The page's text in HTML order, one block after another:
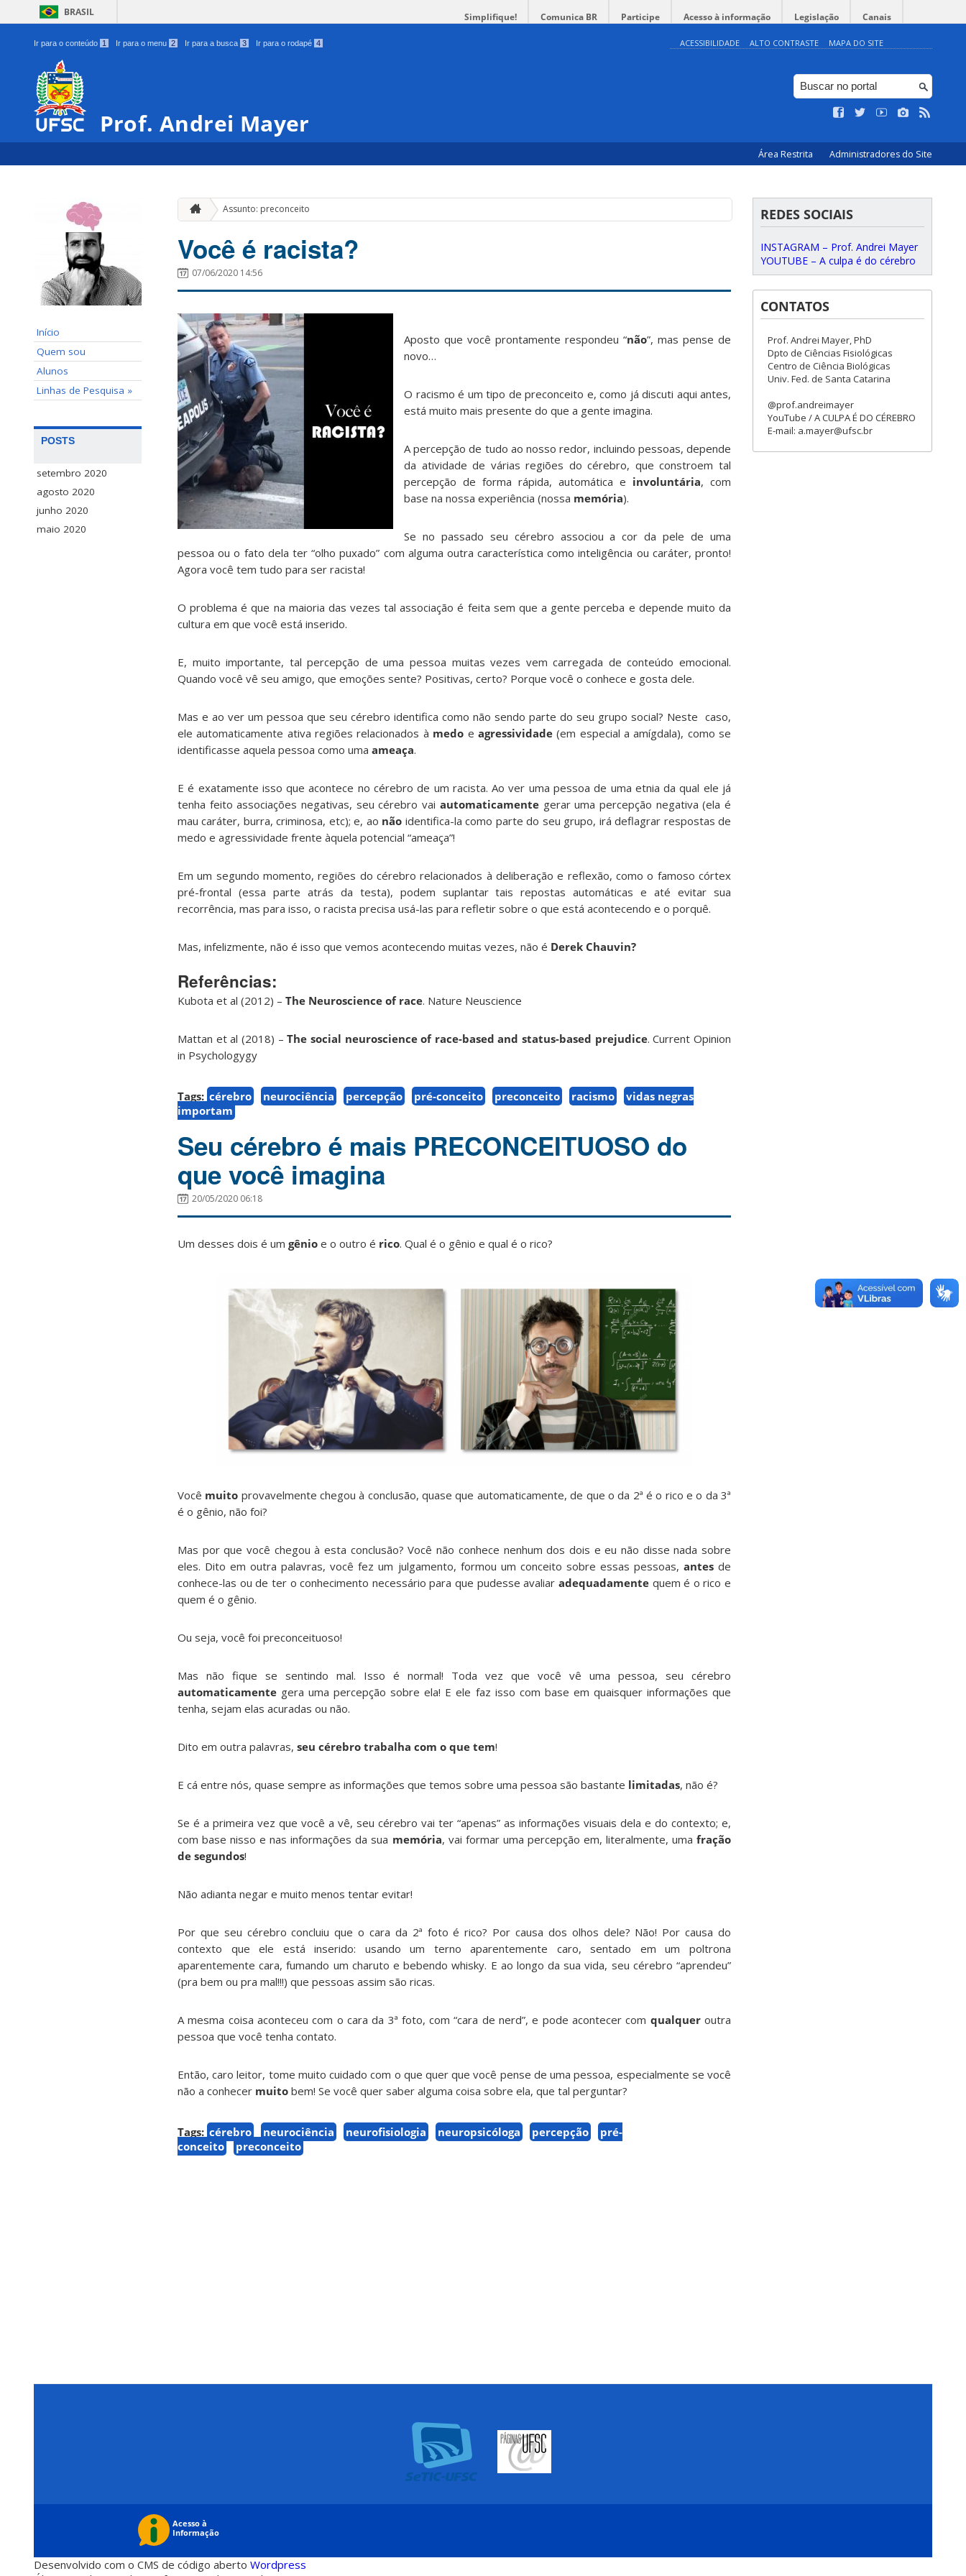
BRASIL Simplifique! Comunica BR Participe Acesso à informação Legislação Canais
Ir para o conteúdo 1 Ir para o menu 2 Ir para a busca 3 Ir para o rodapé 4 ACESSIBILIDADE ALTO CONTRASTE MAPA DO SITE
Prof. Andrei Mayer
Área Restrita Administradores do Site
Início
Quem sou
Alunos
Linhas de Pesquisa »
POSTS
setembro 2020
agosto 2020
junho 2020
maio 2020
Assunto: preconceito
Você é racista?
07/06/2020 14:56
Aposto que você prontamente respondeu “não”, mas pense de
novo…
O racismo é um tipo de preconceito e, como já discuti aqui antes,
está muito mais presente do que a gente imagina.
A percepção de tudo ao nosso redor, incluindo pessoas, depende
da atividade de várias regiões do cérebro, que constroem tal
percepção de forma rápida, automática e involuntária, com
base na nossa experiência (nossa memória).
Se no passado seu cérebro associou a cor da pele de uma
pessoa ou o fato dela ter “olho puxado” com alguma outra característica como inteligência ou caráter, pronto!
Agora você tem tudo para ser racista!
O problema é que na maioria das vezes tal associação é feita sem que a gente perceba e depende muito da
cultura em que você está inserido.
E, muito importante, tal percepção de uma pessoa muitas vezes vem carregada de conteúdo emocional.
Quando você vê seu amigo, que emoções sente? Positivas, certo? Porque você o conhece e gosta dele.
Mas e ao ver um pessoa que seu cérebro identifica como não sendo parte do seu grupo social? Neste caso,
ele automaticamente ativa regiões relacionados à medo e agressividade(em especial a amígdala), como se
identificasse aquela pessoa como uma ameaça.
E é exatamente isso que acontece no cérebro de um racista. Ao ver uma pessoa de uma etnia da qual ele já
tenha feito associações negativas, seu cérebro vai automaticamentegerar uma percepção negativa (ela é
mau caráter, burra, criminosa, etc); e, ao não identifica-la como parte do seu grupo, irá deflagrar respostas de
medo e agressividade frente àquela potencial “ameaça”!
Em um segundo momento, regiões do cérebro relacionados à deliberação e reflexão, como o famoso córtex
pré-frontal (essa parte atrás da testa), podem suplantar tais repostas automáticas e até evitar sua
recorrência, mas para isso, o racista precisa usá-las para refletir sobre o que está acontecendo e o porquê.
Mas, infelizmente, não é isso que vemos acontecendo muitas vezes, não é Derek Chauvin?
Referências:
Kubota et al (2012) – The Neuroscience of race. Nature Neuscience
Mattan et al (2018) –The social neuroscience of race-based and status-based prejudice. Current Opinion
in Psychologygy
Tags: cérebro neurociência percepção pré-conceito preconceito racismo
vidas negras
importam
Seu cérebro é mais PRECONCEITUOSO do
que você imagina
20/05/2020 06:18
Um desses dois é um gênio e o outro é rico. Qual é o gênio e qual é o rico?
Você muito provavelmente chegou à conclusão, quase que automaticamente, de que o da 2ª é o rico e o da 3ª
é o gênio, não foi?
Mas por que você chegou à esta conclusão? Você não conhece nenhum dos dois e eu não disse nada sobre
eles. Dito em outra palavras, você fez um julgamento, formou um conceito sobre essas pessoas, antesde
conhece-las ou de ter o conhecimento necessário para que pudesse avaliar adequadamentequem é o rico e
quem é o gênio.
Ou seja, você foi preconceituoso!
Mas não fique se sentindo mal. Isso é normal! Toda vez que você vê uma pessoa, seu cérebro
automaticamente gera uma percepção sobre ela! E ele faz isso com base em quaisquer informações que
tenha, sejam elas acuradas ou não.
Dito em outra palavras, seu cérebro trabalha com o que tem!
E cá entre nós, quase sempre as informações que temos sobre uma pessoa são bastante limitadas, não é?
Se é a primeira vez que você a vê, seu cérebro vai ter “apenas” as informações visuais dela e do contexto; e,
com base nisso e nas informações da sua memória, vai formar uma percepção em, literalmente, uma fração
de segundos!
Não adianta negar e muito menos tentar evitar!
Por que seu cérebro concluiu que o cara da 2ª foto é rico? Por causa dos olhos dele? Não! Por causa do
contexto que ele está inserido: usando um terno aparentemente caro, sentado em um poltrona
aparentemente cara, fumando um charuto e bebendo whisky. E ao longo da sua vida, seu cérebro “aprendeu”
(pra bem ou pra mal!!!) que pessoas assim são ricas.
A mesma coisa aconteceu com o cara da 3ª foto, com “cara de nerd”, e pode acontecer com qualqueroutra
pessoa que você tenha contato.
Então, caro leitor, tome muito cuidado com o que quer que você pense de uma pessoa, especialmente se você
não a conhecer muito bem! Se você quer saber alguma coisa sobre ela, que tal perguntar?
Tags: cérebro neurociência neurofisiologia neuropsicóloga percepção
pré-
conceito
preconceito
REDES SOCIAIS
INSTAGRAM – Prof. Andrei Mayer
YOUTUBE – A culpa é do cérebro
CONTATOS
Prof. Andrei Mayer, PhD
Dpto de Ciências Fisiológicas
Centro de Ciência Biológicas
Univ. Fed. de Santa Catarina
@prof.andreimayer
YouTube / A CULPA É DO CÉREBRO
E-mail: a.mayer@ufsc.br
Desenvolvido com o CMS de código aberto Wordpress